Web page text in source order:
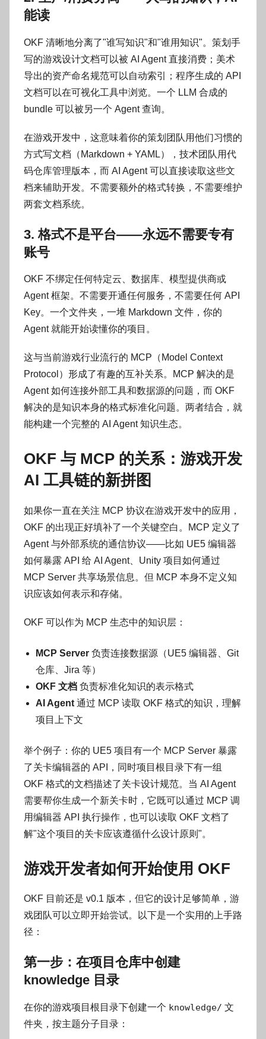
能读
OKF 清晰地分离了"谁写知识"和"谁用知识"。策划手
写的游戏设计文档可以被 AI Agent 直接消费；美术
导出的资产命名规范可以自动索引；程序生成的 API
文档可以在可视化工具中浏览。一个 LLM 合成的
bundle 可以被另一个 Agent 查询。
在游戏开发中，这意味着你的策划团队用他们习惯的
方式写文档（Markdown + YAML），技术团队用代
码仓库管理版本，而 AI Agent 可以直接读取这些文
档来辅助开发。不需要额外的格式转换，不需要维护
两套文档系统。
3. 格式不是平台——永远不需要专有
账号
OKF 不绑定任何特定云、数据库、模型提供商或
Agent 框架。不需要开通任何服务，不需要任何 API
Key。一个文件夹，一堆 Markdown 文件，你的
Agent 就能开始读懂你的项目。
这与当前游戏行业流行的 MCP（Model Context
Protocol）形成了有趣的互补关系。MCP 解决的是
Agent 如何连接外部工具和数据源的问题，而 OKF
解决的是知识本身的格式标准化问题。两者结合，就
能构建一个完整的 AI Agent 知识生态。
OKF 与 MCP 的关系：游戏开发
AI 工具链的新拼图
如果你一直在关注 MCP 协议在游戏开发中的应用，
OKF 的出现正好填补了一个关键空白。MCP 定义了
Agent 与外部系统的通信协议——比如 UE5 编辑器
如何暴露 API 给 AI Agent、Unity 项目如何通过
MCP Server 共享场景信息。但 MCP 本身不定义知
识应该如何表示和存储。
OKF 可以作为 MCP 生态中的知识层：
MCP Server 负责连接数据源（UE5 编辑器、Git
仓库、Jira 等）
OKF 文档 负责标准化知识的表示格式
AI Agent 通过 MCP 读取 OKF 格式的知识，理解
项目上下文
举个例子：你的 UE5 项目有一个 MCP Server 暴露
了关卡编辑器的 API，同时项目根目录下有一组
OKF 格式的文档描述了关卡设计规范。当 AI Agent
需要帮你生成一个新关卡时，它既可以通过 MCP 调
用编辑器 API 执行操作，也可以读取 OKF 文档了
解"这个项目的关卡应该遵循什么设计原则"。
游戏开发者如何开始使用 OKF
OKF 目前还是 v0.1 版本，但它的设计足够简单，游
戏团队可以立即开始尝试。以下是一个实用的上手路
径：
第一步：在项目仓库中创建
knowledge 目录
在你的游戏项目根目录下创建一个 knowledge/ 文
件夹，按主题分子目录：